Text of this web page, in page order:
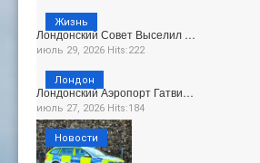
Лондонский Совет Выселил …
июль 29, 2026 Hits:222
Жизнь
Лондонский Аэропорт Гатви…
июль 27, 2026 Hits:184
Лондон
Новости